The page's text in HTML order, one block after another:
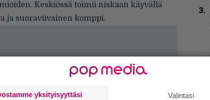
Keskiössä toimii niskaan käyvällä
ja suoraviivainen komppi.
yksityisyyttäsi Valintasi